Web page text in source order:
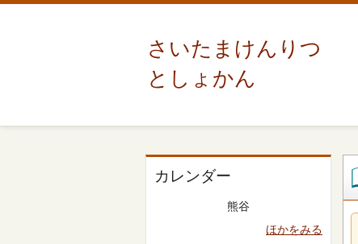
さいたまけんりつ
としょかん
カレンダー
熊谷
ほかをみる